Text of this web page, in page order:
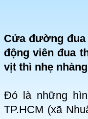
Cửa đường
động viên đua
vịt thì nhẹ
Đó là những
TP.HCM (xã